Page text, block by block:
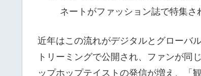
ネートがファッション誌で特集さ
近年はこの流れがデジタルとグローバ
トリーミングで公開され、ファンが同
ップホップテイストの発信が増え、「